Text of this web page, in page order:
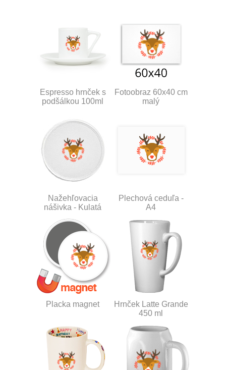
Espresso hrnček s
podšálkou 100ml
Fotoobraz 60x40 cm
malý
Nažehľovacia
nášivka - Kulatá
Plechová ceduľa -
A4
Placka magnet
Hrnček Latte Grande
450 ml